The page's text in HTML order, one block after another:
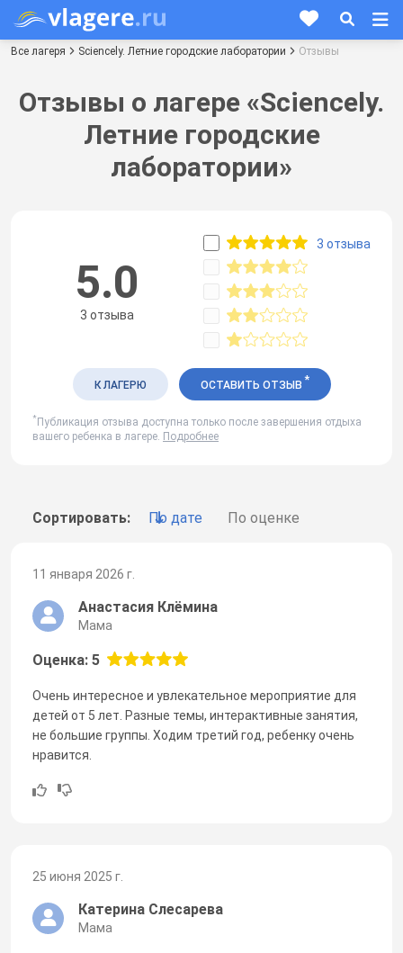
Все лагеря Sciencely. Летние городские лаборатории Отзывы
Отзывы о лагере «Sciencely.
Летние городские
лаборатории»
Сортировать: По дате По оценке
11 января 2026 г.
Анастасия Клёмина
Мама
Оценка: 5
Очень интересное и увлекательное мероприятие для
детей от 5 лет. Разные темы, интерактивные занятия,
не большие группы. Ходим третий год, ребенку очень
нравится.
25 июня 2025 г.
Катерина Слесарева
Мама
5.0
3 отзыва
3 отзыва
К ЛАГЕРЮ ОСТАВИТЬ ОТЗЫВ *
* Публикация отзыва доступна только после завершения отдыха
вашего ребенка в лагере. Подробнее